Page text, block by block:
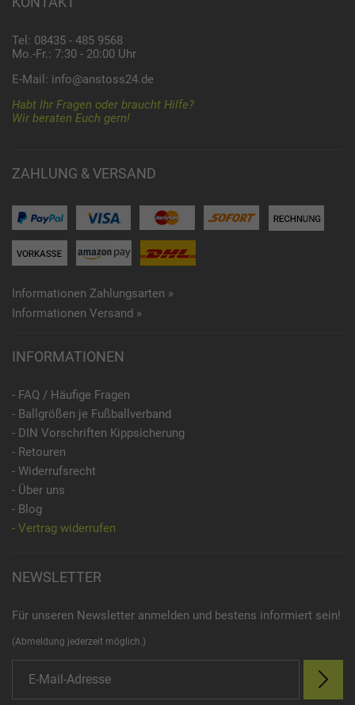
Tel: 08435 - 485 9568
Mo.-Fr.: 7:30 - 20:00 Uhr
E-Mail: info@anstoss24.de
Habt Ihr Fragen oder braucht Hilfe?
Wir beraten Euch gern!
ZAHLUNG & VERSAND
Informationen Zahlungsarten »
Informationen Versand »
INFORMATIONEN
- FAQ / Häufige Fragen
- Ballgrößen je Fußballverband
- DIN Vorschriften Kippsicherung
- Retouren
- Widerrufsrecht
- Über uns
- Blog
- Vertrag widerrufen
NEWSLETTER
Für unseren Newsletter anmelden und bestens informiert sein!
(Abmeldung jederzeit möglich.)